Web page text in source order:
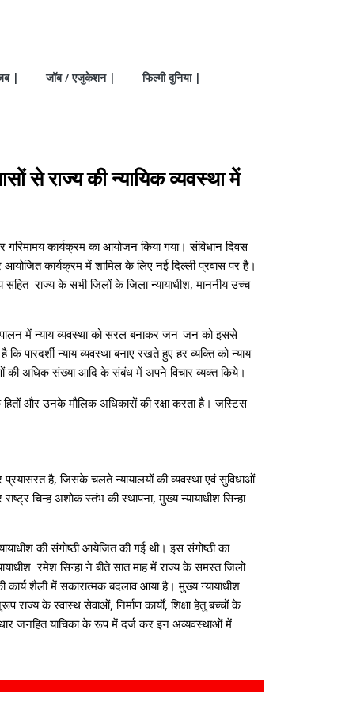
| जॉब / एजुकेशन | फिल्मी दुनिया |
से राज्य की न्यायिक व्यवस्था में
गरिमामय कार्यक्रम का आयोजन किया गया। संविधान दिवस
कार्यक्रम में शामिल के लिए नई दिल्ली प्रवास पर है।
राज्य के सभी जिलों के जिला न्यायाधीश, माननीय उच्च
पालन में न्याय व्यवस्था को सरल बनाकर जन-जन को इससे
पारदर्शी न्याय व्यवस्था बनाए रखते हुए हर व्यक्ति को न्याय
की अधिक संख्या आदि के संबंध में अपने विचार व्यक्त किये।
हितों और उनके मौलिक अधिकारों की रक्षा करता है। जस्टिस
है, जिसके चलते न्यायालयों की व्यवस्था एवं सुविधाओं
चिन्ह अशोक स्तंभ की स्थापना, मुख्य न्यायाधीश सिन्हा
की संगोष्ठी आयेजित की गई थी। इस संगोष्ठी का
रमेश सिन्हा ने बीते सात माह में राज्य के समस्त जिलो
शैली में सकारात्मक बदलाव आया है। मुख्य न्यायाधीश
के स्वास्थ सेवाओं, निर्माण कार्यों, शिक्षा हेतु बच्चों के
जनहित याचिका के रूप में दर्ज कर इन अव्यवस्थाओं में